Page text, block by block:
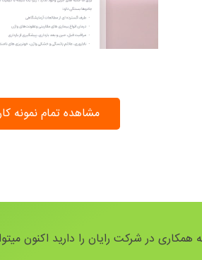
مشاهده تمام نمونه
در شرکت رایان را دارید اکنون